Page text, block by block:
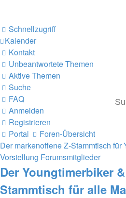
Schnellzugriff
Kalender
Kontakt
Unbeantwortete Themen
Aktive Themen
Suche
FAQ
Anmelden
Registrieren
Portal
Foren-Übersicht
Der markenoffene Z-Stammtisch für
Vorstellung Forumsmitglieder
Der Youngtimerbiker
Stammtisch für alle